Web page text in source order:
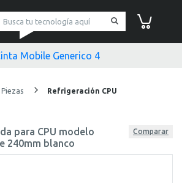
Refrigeración CPU
para CPU modelo
240mm blanco
Comparar